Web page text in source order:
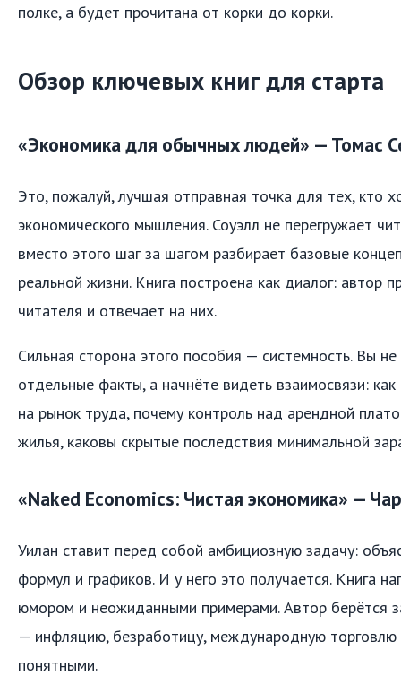
полке, а будет прочитана от корки до корки.
Обзор ключевых книг для старта
«Экономика для обычных людей» — Томас
Это, пожалуй, лучшая отправная точка для тех, кто
экономического мышления. Соуэлл не перегружает
вместо этого шаг за шагом разбирает базовые
реальной жизни. Книга построена как диалог: автор
читателя и отвечает на них.
Сильная сторона этого пособия — системность. Вы не
отдельные факты, а начнёте видеть взаимосвязи:
на рынок труда, почему контроль над арендной
жилья, каковы скрытые последствия минимальной
«Naked Economics: Чистая экономика» —
Уилан ставит перед собой амбициозную задачу:
формул и графиков. И у него это получается. Книга
юмором и неожиданными примерами. Автор берётся
— инфляцию, безработицу, международную
понятными.